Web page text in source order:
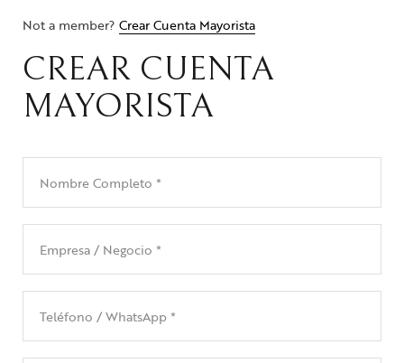
Not a member? Crear Cuenta Mayorista
CREAR CUENTA
MAYORISTA